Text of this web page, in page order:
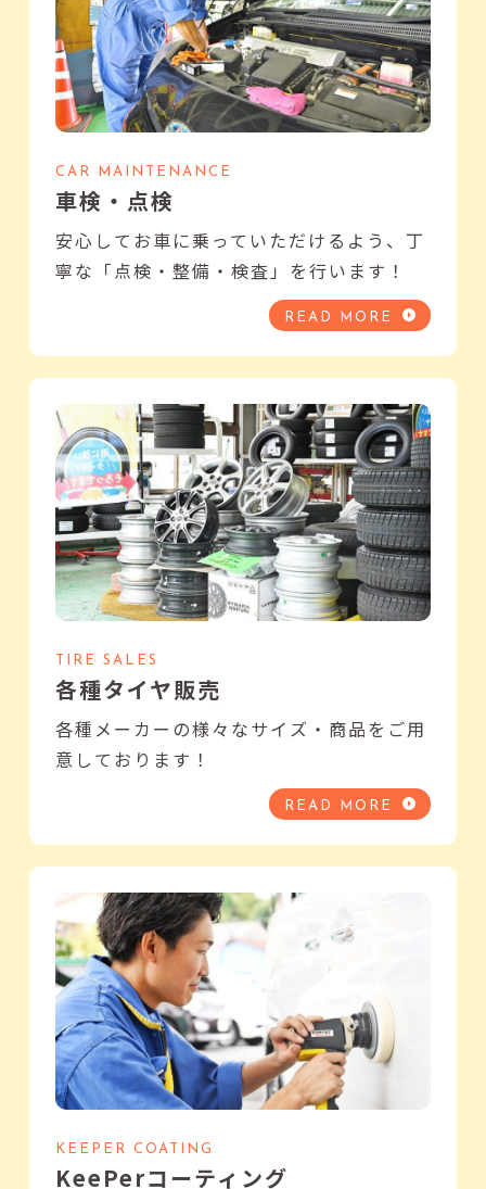
CAR MAINTENANCE
車検・点検
安心してお車に乗っていただけるよう、丁
寧な「点検・整備・検査」を行います！
READ MORE
TIRE SALES
各種タイヤ販売
各種メーカーの様々なサイズ・商品をご用
意しております！
READ MORE
KEEPER COATING
KeePerコーティング